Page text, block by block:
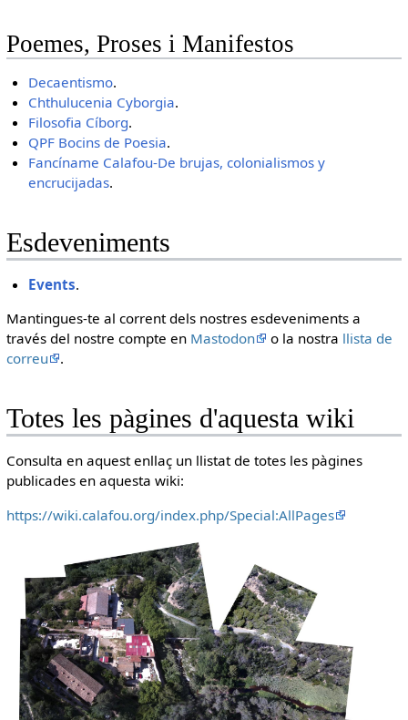
Poemes, Proses i Manifestos
Decaentismo.
Chthulucenia Cyborgia.
Filosofia Cíborg.
QPF Bocins de Poesia.
Fancíname Calafou-De brujas, colonialismos y
encrucijadas.
Esdeveniments
Events.
Mantingues-te al corrent dels nostres esdeveniments a
través del nostre compte en Mastodon o la nostra llista de
correu
.
Totes les pàgines d'aquesta wiki
Consulta en aquest enllaç un llistat de totes les pàgines
publicades en aquesta wiki:
https://wiki.calafou.org/index.php/Special:AllPages